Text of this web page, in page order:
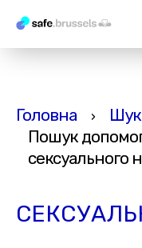
Головна ›
Пошук
сексуального